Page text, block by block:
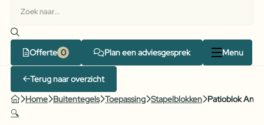
Offerte Plan een adviesgesprek Menu
Terug naar overzicht
Home Buitentegels Toepassing Stapelblokken Patioblok
🔍